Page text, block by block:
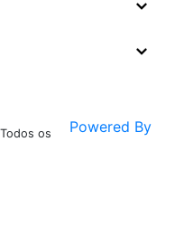
os
Powered By